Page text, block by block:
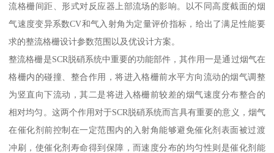
流格栅间距、形式对反应器上部流场的影响。以不同高度截面的烟
气速度变异系数CV和气入射角为定量评价指标，给出了满足性能要
求的整流格栅设计参数范围以及优设计方案。
整流格栅是SCR脱硝系统中重要的功能部件，其作用一是通过烟气在
格栅内的碰撞、整合作用，将进入格栅前水平方向流动的烟气调整
为竖直向下流动，其二是将进入格栅前较差的烟气速度分布整合的
相对均匀。这两个作用对于SCR脱硝系统而言具有重要的意义，烟气
在催化剂前控制在一定范围内的入射角能够避免催化剂表面被过渡
冲刷，使催化剂寿命得到保障，而速度分布的均匀性则是催化剂能